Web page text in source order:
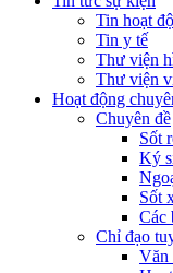
Tin hoạt
Tin y tế
Thư viện
Thư viện
Hoạt động
Chuyên đề
Sốt
Ký
Sốt
Các
Chỉ đạo
Văn